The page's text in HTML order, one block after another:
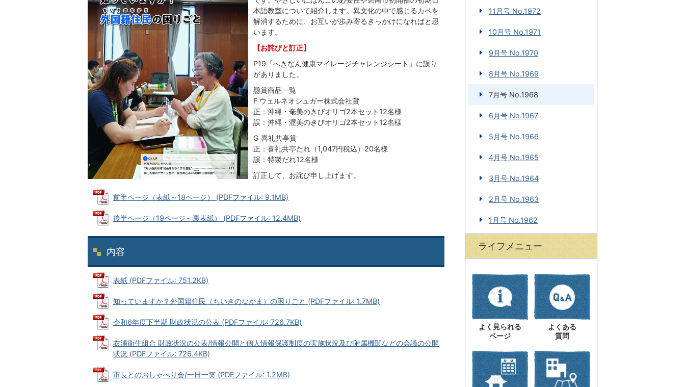
本語教室について紹介します。異文化の中で感じるカベを
解消するために、お互いが歩み寄るきっかけになればと思
います。
【お詫びと訂正】
P19「へきなん健康マイレージチャレンジシート」に誤り
がありました。
懸賞商品一覧
F ウェルネオシュガー株式会社賞
正：沖縄・奄美のきびオリゴ2本セット12名様
誤：沖縄・渥美のきびオリゴ2本セット12名様
G 喜礼共亭賞
正：喜礼共亭たれ（1,047円税込）20名様
誤：特製だれ12名様
訂正して、お詫び申し上げます。
前半ページ（表紙～18ページ） (PDFファイル: 9.1MB)
後半ページ（19ページ～裏表紙） (PDFファイル: 12.4MB)
内容
表紙 (PDFファイル: 751.2KB)
知っていますか？外国籍住民（ちいきのなかま）の困りごと (PDFファイル: 1.7MB)
令和6年度下半期 財政状況の公表 (PDFファイル: 726.7KB)
衣浦衛生組合 財政状況の公表/情報公開と個人情報保護制度の実施状況及び附属機関などの会議の公開
状況 (PDFファイル: 726.4KB)
市長とのおしゃべり会/一日一笑 (PDFファイル: 1.2MB)
11月号 No.1972
10月号 No.1971
9月号 No.1970
8月号 No.1969
7月号 No.1968
6月号 No.1967
5月号 No.1966
4月号 No.1965
3月号 No.1964
2月号 No.1963
1月号 No.1962
ライフメニュー
よく見られる
ページ
よくある
質問